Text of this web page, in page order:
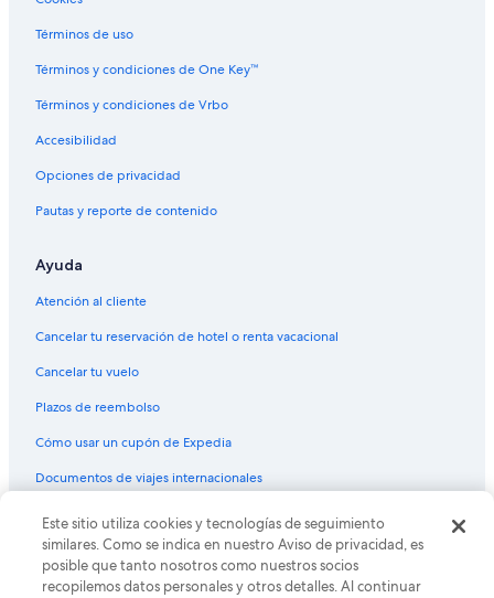
Apart-Hoteles en Balneario de Villa Concha
B&B en Balneario de Villa Concha
Cabañas en Balneario de Villa Concha
Resorts en Balneario de Villa Concha
Condominios en Balneario de Villa Concha
Hoteles en Playa Cinto
Hoteles 4 estrellas en Bonda
Cabañas en Bonda
Casas de huéspedes en Bonda
Resorts en Bonda
Hostales en Bonda
Hoteles en Bonda
Términos de uso
Términos y condiciones de One Key™
Términos y condiciones de Vrbo
Accesibilidad
Opciones de privacidad
Pautas y reporte de contenido
Ayuda
Atención al cliente
Cancelar tu reservación de hotel o renta vacacional
Cancelar tu vuelo
Plazos de reembolso
Cómo usar un cupón de Expedia
Documentos de viajes internacionales
© 2026 Expedia, Inc., una empresa de Expedia Group. Todos los
derechos reservados. Expedia y el logo de Expedia son marcas
registradas o marcas comerciales de Expedia, Inc. CST# 2029030-50.
Este sitio utiliza cookies y tecnologías de seguimiento
similares. Como se indica en nuestro Aviso de privacidad, es
posible que tanto nosotros como nuestros socios
recopilemos datos personales y otros detalles. Al continuar